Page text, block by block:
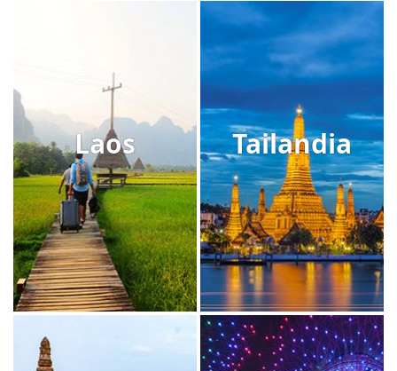
Laos Tailandia